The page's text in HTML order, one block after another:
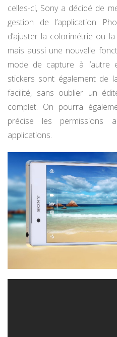
celles-ci, Sony a décidé de
gestion de l’application
d’ajuster la colorimétrie ou
mais aussi une nouvelle
mode de capture à l’autre
stickers sont également de
facilité, sans oublier un
complet. On pourra
précise les permissions
applications.